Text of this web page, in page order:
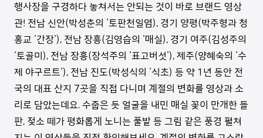
행사장을 구경하다 놓쳐서는 안되는 것이 바로 브랜드 영상
관! 전남 신안(박성춘의 '토판천일염), 경기 양평(박주형과 청
홍교 '간장'), 전남 장흥(김영습의 '매실), 경기 여주(김성주의
'토골미), 전남 장흥(장석주의 '표고버섯'), 제주(양혜숙의 '수
제 야구르트'), 전남 진도(박성식의 '식초) 등 약 1년 동안 전
국의 대표 산지 7곳을 직접 다니며 계절의 변화를 영상과 소
리로 담았는데요. 수줍은 듯 얼굴을 내민 매실 꽃이 만개한 들
판, 젖소 떼가 평화롭게 노니는 풀밭 등 그림 같은 풍경 펼쳐